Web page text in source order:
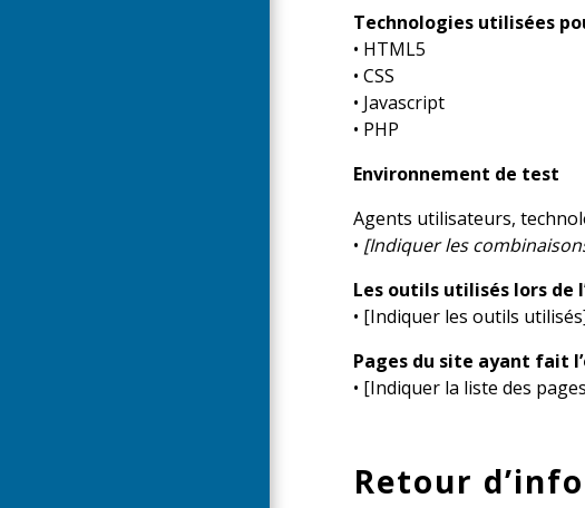
Technologies utilisées
• HTML5
• CSS
• Javascript
• PHP
Environnement de test
Agents utilisateurs,
• [Indiquer les
Les outils utilisés lors de
• [Indiquer les outils
Pages du site ayant fait
• [Indiquer la liste des
Retour